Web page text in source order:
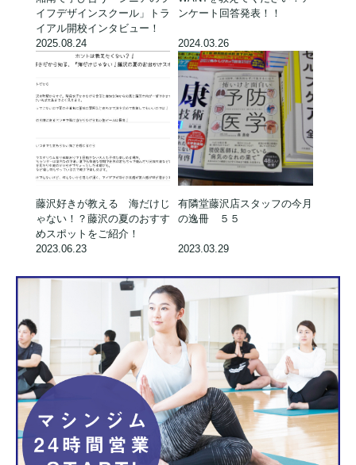
イフデザインスクール」トラ
イアル開校インタビュー！
2025.08.24
ンケート回答発表！！
2024.03.26
藤沢好きが教える 海だけじ
ゃない！？藤沢の夏のおすす
めスポットをご紹介！
2023.06.23
有隣堂藤沢店スタッフの今月
の逸冊 ５５
2023.03.29